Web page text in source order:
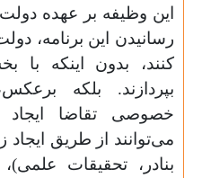
این وظیفه بر عهده دولت
رسانیدن این برنامه،
کنند، بدون اینکه
بپردازند. بلکه
خصوصی تقاضا ایجاد
می‌توانند از طریق ایجاد
بنادر، تحقیقات